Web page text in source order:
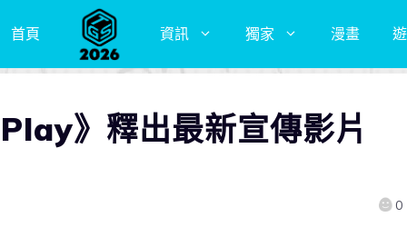
首頁 資訊 獨家 漫畫
》釋出最新宣傳影片
0